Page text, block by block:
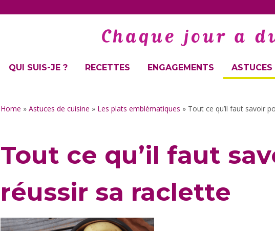
QUI SUIS-JE ? RECETTES ENGAGEMENTS ASTUCES
Home » Astuces de cuisine » Les plats emblématiques » Tout ce qu’il faut savoir
Tout ce qu’il faut
réussir sa raclette